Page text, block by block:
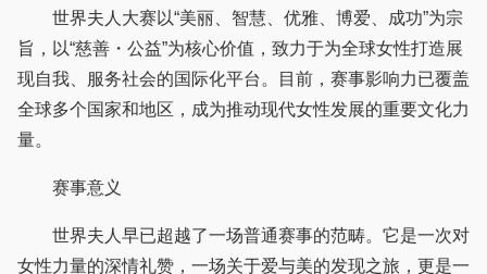
世界夫人大赛以“美丽、智慧、优雅、博爱、成功”为宗
旨，以“慈善・公益”为核心价值，致力于为全球女性打造展
现自我、服务社会的国际化平台。目前，赛事影响力已覆盖
全球多个国家和地区，成为推动现代女性发展的重要文化力
量。
赛事意义
世界夫人早已超越了一场普通赛事的范畴。它是一次对
女性力量的深情礼赞，一场关于爱与美的发现之旅，更是一